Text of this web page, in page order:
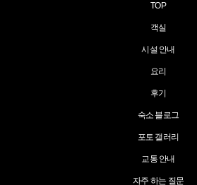
TOP
객실
시설 안내
요리
후기
숙소 블로그
포토 갤러리
교통 안내
자주 하는 질문